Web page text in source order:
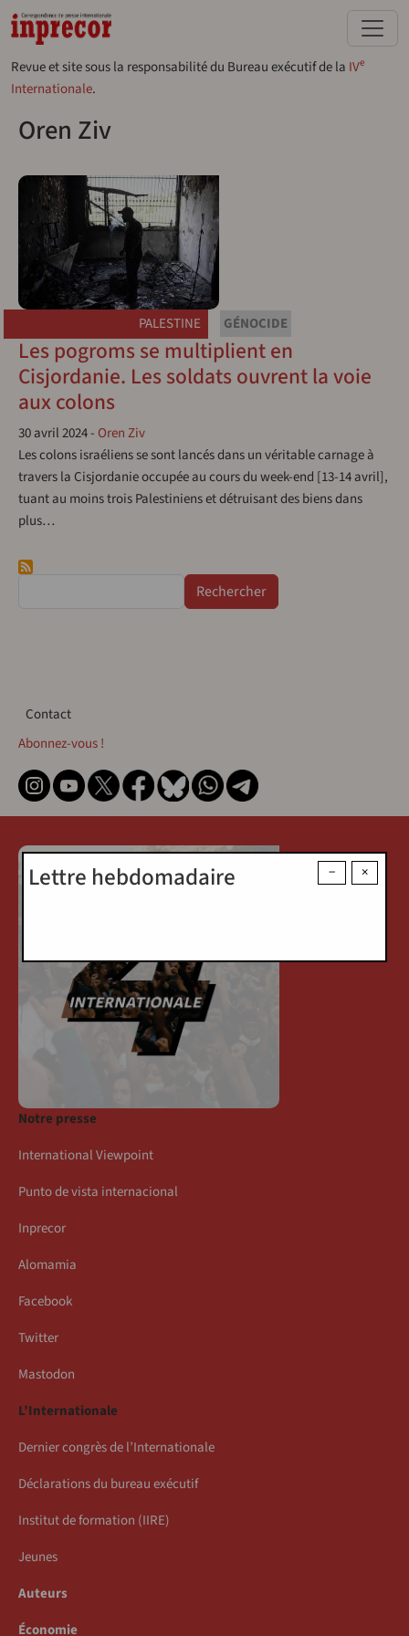
Aller au contenu principal
Revue et site sous la responsabilité du Bureau exécutif de la IVe
Internationale.
Oren Ziv
PALESTINE GÉNOCIDE
Les pogroms se multiplient en
Cisjordanie. Les soldats ouvrent la voie
aux colons
30 avril 2024- Oren Ziv
Les colons israéliens se sont lancés dans un véritable carnage à
travers la Cisjordanie occupée au cours du week-end [13-14 avril],
tuant au moins trois Palestiniens et détruisant des biens dans
plus…
×
−
Lettre hebdomadaire
Contact
Contact
Abonnez-vous !
Notre presse
International Viewpoint
Punto de vista internacional
Inprecor
Alomamia
Facebook
Twitter
Mastodon
L’Internationale
Dernier congrès de l’Internationale
Déclarations du bureau exécutif
Institut de formation (IIRE)
Jeunes
Auteurs
Économie